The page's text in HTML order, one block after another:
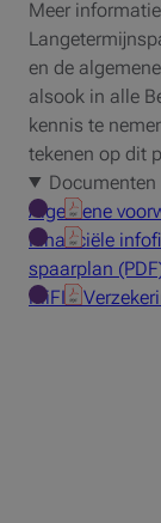
Meer
en de
alsook in alle
kennis te
tekenen op dit
Documenten
Algemene
Financiële
spaarplan
MiFID